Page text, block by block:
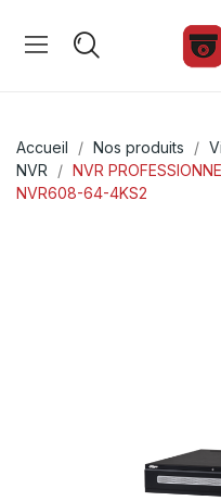
Accueil Nos produits
NVR
NVR
NVR608-64-4KS2